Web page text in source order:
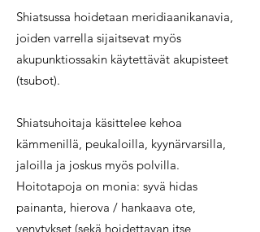
Shiatsussa hoidetaan meridiaanikanavia,
joiden varrella sijaitsevat myös
akupunktiossakin käytettävät akupisteet
(tsubot).
Shiatsuhoitaja käsittelee kehoa
kämmenillä, peukaloilla, kyynärvarsilla,
jaloilla ja joskus myös polvilla.
Hoitotapoja on monia: syvä hidas
painanta, hierova / hankaava ote,
venytykset (sekä hoidettavan itse